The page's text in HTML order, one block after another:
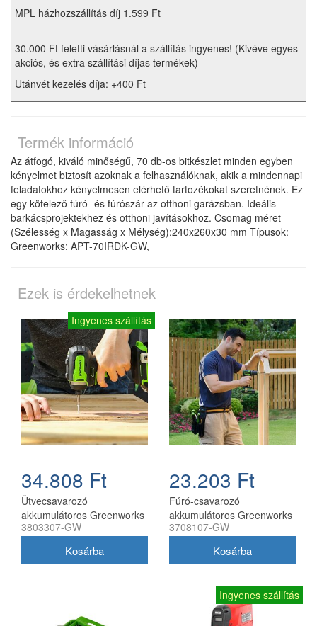
MPL házhozszállítás díj 1.599 Ft
30.000 Ft feletti vásárlásnál a szállítás ingyenes! (Kivéve egyes
akciós, és extra szállítási díjas termékek)
Utánvét kezelés díja: +400 Ft
Termék információ
Az átfogó, kiváló minőségű, 70 db-os bitkészlet minden egyben
kényelmet biztosít azoknak a felhasználóknak, akik a mindennapi
feladatokhoz kényelmesen elérhető tartozékokat szeretnének. Ez
egy kötelező fúró- és fúrószár az otthoni garázsban. Ideális
barkácsprojektekhez és otthoni javításokhoz. Csomag méret
(Szélesség x Magasság x Mélység):240x260x30 mm Típusok:
Greenworks: APT-70IRDK-GW,
Ezek is érdekelhetnek
Ingyenes szállítás
34.808 Ft
Ütvecsavarozó
akkumulátoros Greenworks
GD24D200 akkumulátor és
3803307-GW
23.203 Ft
Fúró-csavarozó
akkumulátoros Greenworks
DD345 akkumulátor és töltő
3708107-GW
Ingyenes szállítás